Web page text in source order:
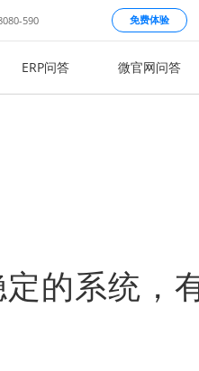
590 免费体验
ERP问答 微官网问答
的系统，